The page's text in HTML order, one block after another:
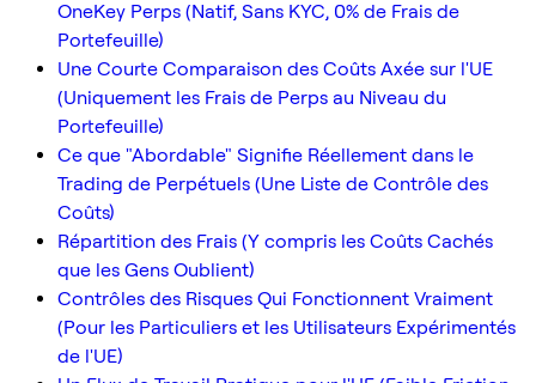
OneKey Perps (Natif, Sans KYC, 0% de Frais de
Portefeuille)
Une Courte Comparaison des Coûts Axée sur l'UE
(Uniquement les Frais de Perps au Niveau du
Portefeuille)
Ce que "Abordable" Signifie Réellement dans le
Trading de Perpétuels (Une Liste de Contrôle des
Coûts)
Répartition des Frais (Y compris les Coûts Cachés
que les Gens Oublient)
Contrôles des Risques Qui Fonctionnent Vraiment
(Pour les Particuliers et les Utilisateurs Expérimentés
de l'UE)